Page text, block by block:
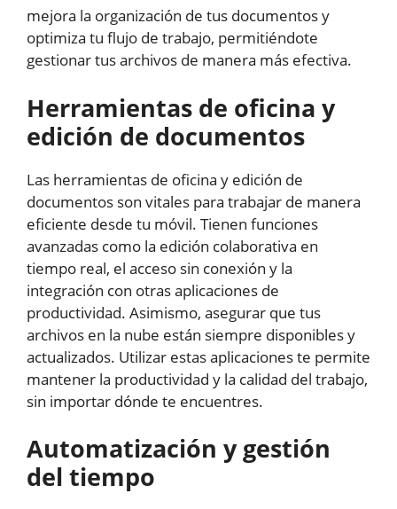
mejora la organización de tus documentos y
optimiza tu flujo de trabajo, permitiéndote
gestionar tus archivos de manera más efectiva.
Herramientas de oficina y
edición de documentos
Las herramientas de oficina y edición de
documentos son vitales para trabajar de manera
eficiente desde tu móvil. Tienen funciones
avanzadas como la edición colaborativa en
tiempo real, el acceso sin conexión y la
integración con otras aplicaciones de
productividad. Asimismo, asegurar que tus
archivos en la nube están siempre disponibles y
actualizados. Utilizar estas aplicaciones te permite
mantener la productividad y la calidad del trabajo,
sin importar dónde te encuentres.
Automatización y gestión
del tiempo